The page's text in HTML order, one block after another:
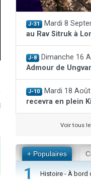
J-31 Mardi 8
au Rav Sitruk à
J-8 Dimanche 16
Admour de
J-10 Mardi 18 Août
recevra en plein
Voir tous
+ Populaires
1 Histoire - À bord